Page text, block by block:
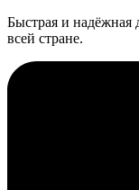
Быстрая и надёжная
всей стране.